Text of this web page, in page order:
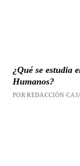
¿Qué se estudia
Humanos?
POR REDACCIÓN